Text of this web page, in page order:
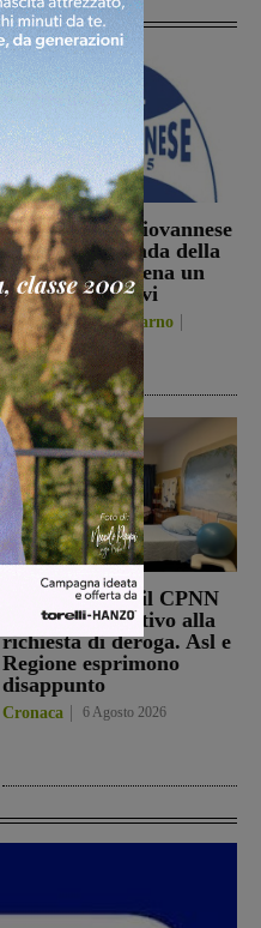
La Futsal Sangiovannese
ha scelto la strada della
continuità, appena un
paio i volti nuovi
San Giovanni Valdarno
6 Agosto 2026
Punto nascita: il CPNN
dà parere negativo alla
richiesta di deroga. Asl e
Regione esprimono
disappunto
Cronaca 6 Agosto 2026